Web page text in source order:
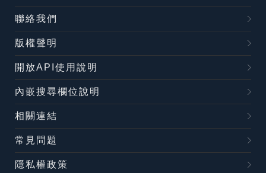
聯絡我們
版權聲明
開放API使用說明
內嵌搜尋欄位說明
相關連結
常見問題
隱私權政策